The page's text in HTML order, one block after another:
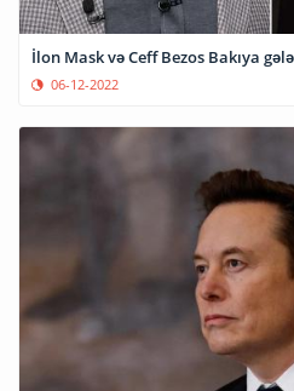
İlon Mask və Ceff Bezos Bakıya
06-12-2022